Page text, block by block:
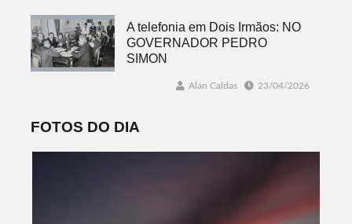
A telefonia em Dois Irmãos: NO
GOVERNADOR PEDRO
SIMON
Alan Caldas 23/04/2026
FOTOS DO DIA